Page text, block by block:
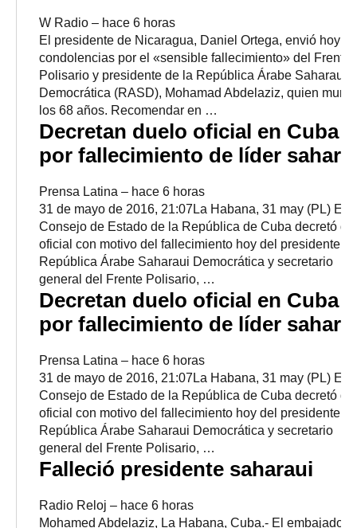
W Radio – ‎hace 6 horas‎
El presidente de Nicaragua, Daniel Ortega, envió hoy
condolencias por el «sensible fallecimiento» del Frente
Polisario y presidente de la República Árabe Saharaui
Democrática (RASD), Mohamad Abdelaziz, quien murió
los 68 años. Recomendar en …
Decretan duelo oficial en Cuba
por fallecimiento de líder
Prensa Latina – ‎hace 6 horas‎
31 de mayo de 2016, 21:07La Habana, 31 may (PL) El
Consejo de Estado de la República de Cuba decretó
oficial con motivo del fallecimiento hoy del presidente
República Árabe Saharaui Democrática y secretario
general del Frente Polisario, …
Decretan duelo oficial en Cuba
por fallecimiento de líder
Prensa Latina – ‎hace 6 horas‎
31 de mayo de 2016, 21:07La Habana, 31 may (PL) El
Consejo de Estado de la República de Cuba decretó
oficial con motivo del fallecimiento hoy del presidente
República Árabe Saharaui Democrática y secretario
general del Frente Polisario, …
Falleció presidente saharaui
Radio Reloj – ‎hace 6 horas‎
Mohamed Abdelaziz, La Habana, Cuba.- El embajador